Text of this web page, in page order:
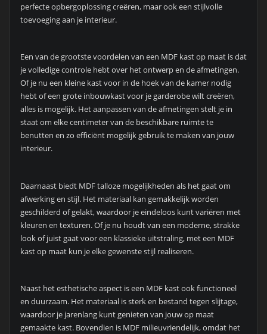
perfecte opbergoplossing creëren, maar ook een stijlvolle
toevoeging aan je interieur.
Een van de grootste voordelen van een MDF kast op maat is dat
je volledige controle hebt over het ontwerp en de afmetingen.
Of je nu een kleine kast voor in de hoek van de kamer nodig
hebt of een grote inbouwkast voor je garderobe wilt creëren,
alles is mogelijk. Het aanpassen van de afmetingen stelt je in
staat om elke centimeter van de beschikbare ruimte te
benutten en zo efficiënt mogelijk gebruik te maken van jouw
interieur.
Daarnaast biedt MDF talloze mogelijkheden als het gaat om
afwerking en stijl. Het materiaal kan gemakkelijk worden
geschilderd of gelakt, waardoor je eindeloos kunt variëren met
kleuren en texturen. Of je nu houdt van een moderne, strakke
look of juist gaat voor een klassieke uitstraling, met een MDF
kast op maat kun je elke gewenste stijl realiseren.
Naast het esthetische aspect is een MDF kast ook functioneel
en duurzaam. Het materiaal is sterk en bestand tegen slijtage,
waardoor je jarenlang kunt genieten van jouw op maat
gemaakte kast. Bovendien is MDF milieuvriendelijk, omdat het